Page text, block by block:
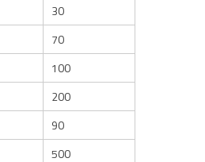
30
70
100
200
90
500